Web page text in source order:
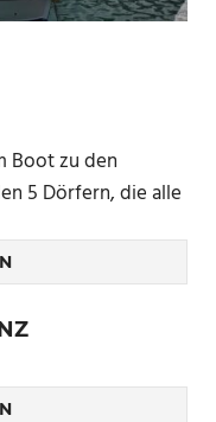
Boot zu den
5 Dörfern, die alle